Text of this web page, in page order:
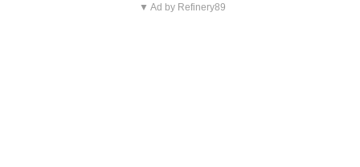
▼ Ad by Refinery89